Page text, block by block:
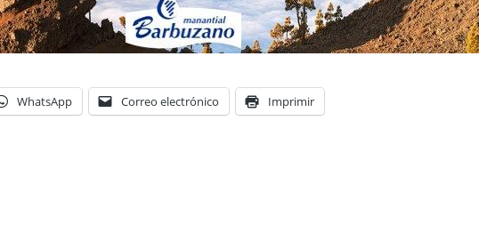
WhatsApp Correo electrónico Imprimir